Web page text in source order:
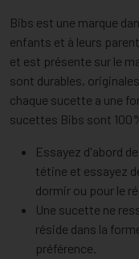
Bibs est une marque
enfants et à leurs
et est présente sur le
sont durables,
chaque sucette a une
sucettes Bibs sont
Essayez d'abord
tétine et essayez
dormir ou pour le
Une sucette ne
réside dans la
préférence.